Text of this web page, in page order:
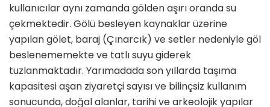
kullanıcılar aynı zamanda gölden aşırı oranda su
çekmektedir. Gölü besleyen kaynaklar üzerine
yapılan gölet, baraj (Çınarcık) ve setler nedeniyle göl
beslenememekte ve tatlı suyu giderek
tuzlanmaktadır. Yarımadada son yıllarda taşıma
kapasitesi aşan ziyaretçi sayısı ve bilinçsiz kullanım
sonucunda, doğal alanlar, tarihi ve arkeolojik yapılar